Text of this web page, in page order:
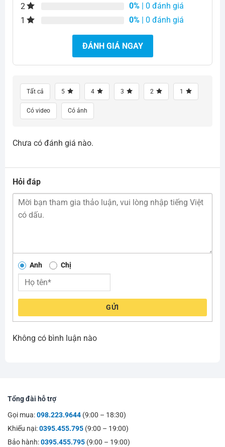
2
0% | 0 đánh giá
1
0% | 0 đánh giá
ĐÁNH GIÁ NGAY
Tất cả 5 4 3 2 1
Có video Có ảnh
Chưa có đánh giá nào.
Hỏi đáp
Anh Chị
GỬI
Không có bình luận nào
Tổng đài hỗ trợ
Gọi mua:098.223.9644 (9:00 – 18:30)
Khiếu nại:0395.455.795 (9:00 – 19:00)
Bảo hành:0395.455.795 (9:00 – 19:00)